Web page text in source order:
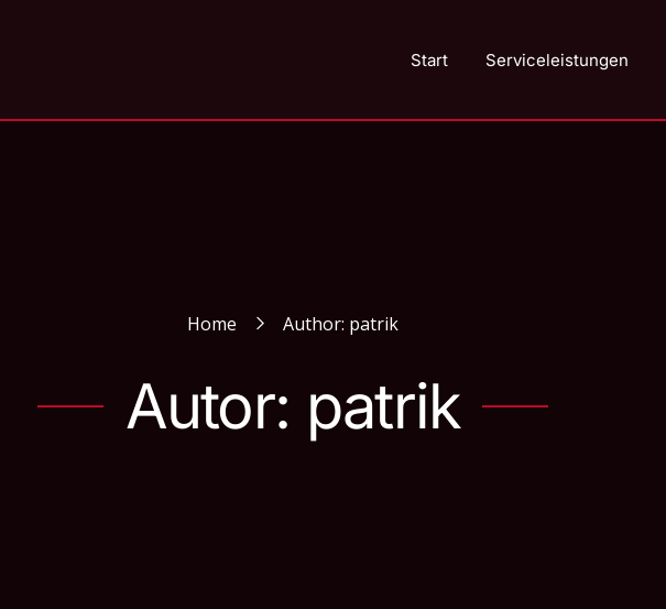
Start Serviceleistungen
Home Author: patrik
Autor: patrik